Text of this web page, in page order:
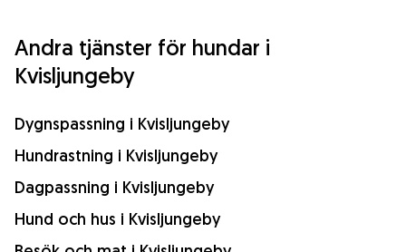
Andra tjänster för hundar i
Kvisljungeby
Dygnspassning i Kvisljungeby
Hundrastning i Kvisljungeby
Dagpassning i Kvisljungeby
Hund och hus i Kvisljungeby